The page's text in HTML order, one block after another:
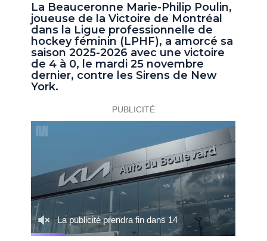
La Beauceronne Marie-Philip Poulin,
joueuse de la Victoire de Montréal
dans la Ligue professionnelle de
hockey féminin (LPHF), a amorcé sa
saison 2025-2026 avec une victoire
de 4 à 0, le mardi 25 novembre
dernier, contre les Sirens de New
York.